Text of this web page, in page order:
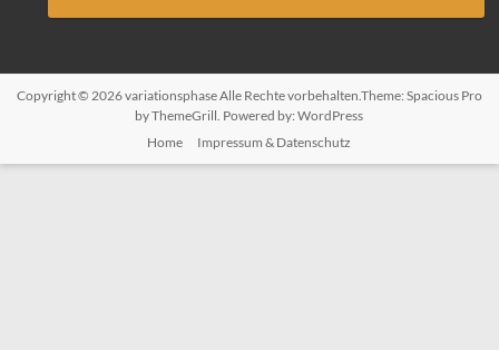
Copyright © 2026variationsphaseAlle Rechte vorbehalten.Theme: Spacious Pro
by ThemeGrill. Powered by:WordPress
Home
Impressum & Datenschutz